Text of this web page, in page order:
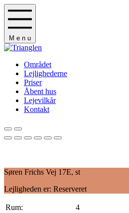
M e n u
Området
Lejlighederne
Priser
Åbent hus
Lejevilkår
Kontakt
Søren Frichs Vej 17E, st
Lejligheden er: Reserveret
Rum:
4